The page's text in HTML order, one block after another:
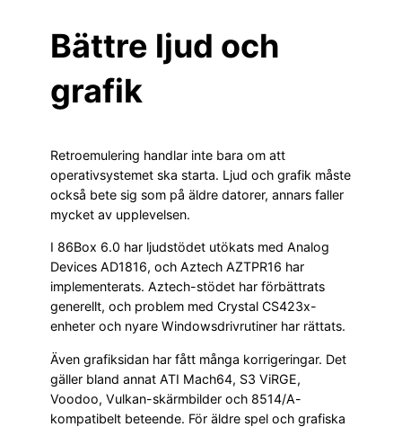
Bättre ljud och
grafik
Retroemulering handlar inte bara om att
operativsystemet ska starta. Ljud och grafik måste
också bete sig som på äldre datorer, annars faller
mycket av upplevelsen.
I 86Box 6.0 har ljudstödet utökats med Analog
Devices AD1816, och Aztech AZTPR16 har
implementerats. Aztech-stödet har förbättrats
generellt, och problem med Crystal CS423x-
enheter och nyare Windowsdrivrutiner har rättats.
Även grafiksidan har fått många korrigeringar. Det
gäller bland annat ATI Mach64, S3 ViRGE,
Voodoo, Vulkan-skärmbilder och 8514/A-
kompatibelt beteende. För äldre spel och grafiska